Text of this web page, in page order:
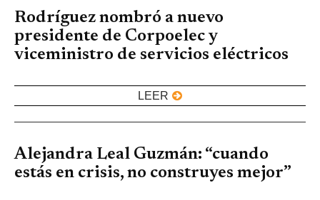
Rodríguez nombró a nuevo
presidente de Corpoelec y
viceministro de servicios eléctricos
LEER
Alejandra Leal Guzmán: “cuando
estás en crisis, no construyes mejor”